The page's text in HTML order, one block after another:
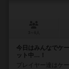
今日はみんなでケ
ット中…！
プレイヤー達はケ